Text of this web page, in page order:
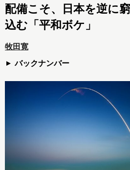
配備こそ、日本を逆に
込む「平和ボケ」
牧田寛
バックナンバー